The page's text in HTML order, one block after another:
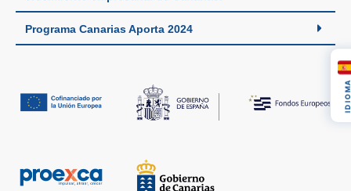
Programa Canarias Aporta 2024
IDIOMA